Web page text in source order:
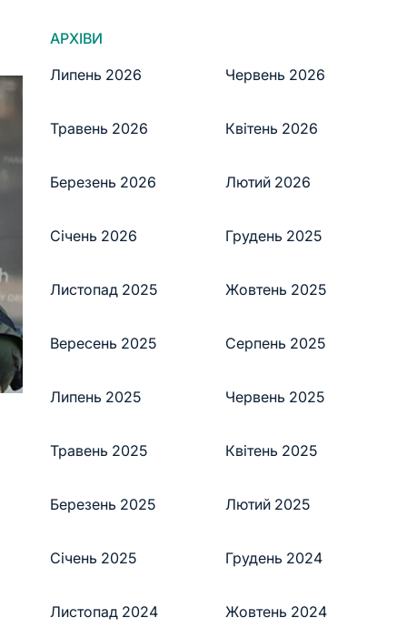
АРХІВИ
Липень 2026
Червень 2026
Травень 2026 Квітень 2026
Березень 2026 Лютий 2026
Січень 2026 Грудень 2025
Листопад 2025 Жовтень 2025
Вересень 2025 Серпень 2025
Липень 2025 Червень 2025
Травень 2025 Квітень 2025
Березень 2025 Лютий 2025
Січень 2025 Грудень 2024
Листопад 2024 Жовтень 2024